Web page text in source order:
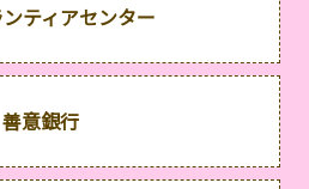
ティアセンター
善意銀行